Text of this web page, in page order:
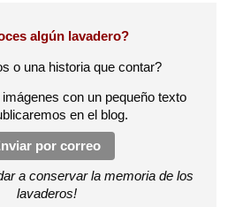
algún lavadero?
o una historia que contar?
con un pequeño texto
en el blog.
por correo
a conservar la memoria de los
lavaderos!